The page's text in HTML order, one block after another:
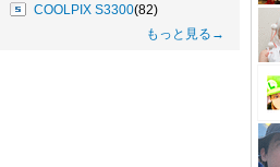
COOLPIX S3300(82)
もっと見る→